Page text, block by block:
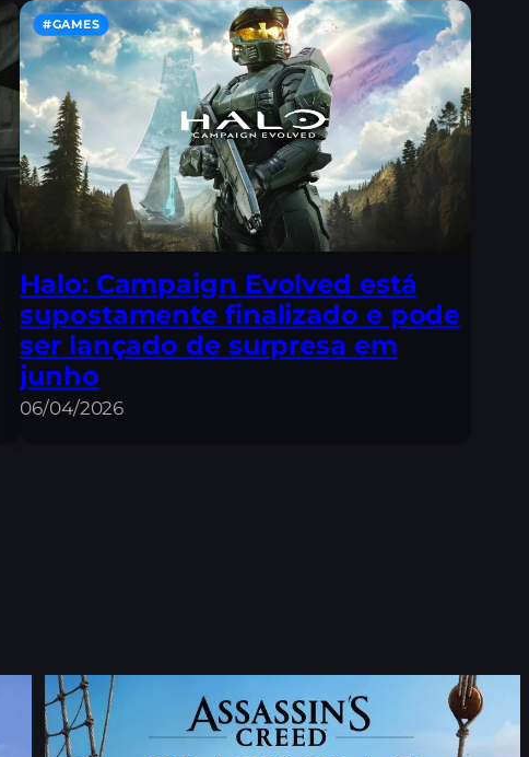
#GAMES
Halo: Campaign Evolved está
supostamente finalizado e pode
ser lançado de surpresa em
junho
06/04/2026